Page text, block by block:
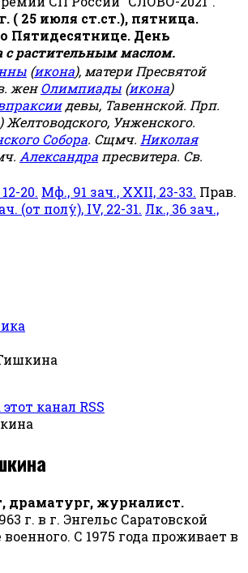
( 25 июля ст.ст.), пятница.
Пятидесятнице. День
растительным маслом.
(икона), матери Пресвятой
женОлимпиады (икона)
девы, Тавеннской. Прп.
) Желтоводского, Унженского.
Собора. Сщмч. Николая
Александра пресвитера. Св.
20. Мф., 91 зач., XXII, 23-33. Прав.
(от полу́), IV, 22-31. Лк., 36 зач.,
канал RSS
драматург, журналист.
г. в г. Энгельс Саратовской
С 1975 года проживает в